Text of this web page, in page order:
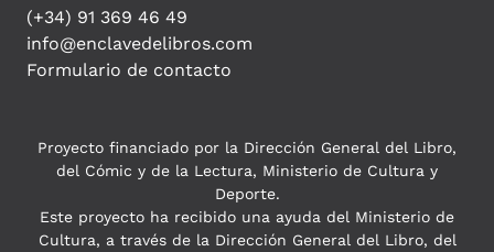
(+34) 91 369 46 49
info@enclavedelibros.com
Formulario de contacto
Proyecto financiado por la Dirección General del Libro,
del Cómic y de la Lectura, Ministerio de Cultura y
Deporte.
Este proyecto ha recibido una ayuda del Ministerio de
Cultura, a través de la Dirección General del Libro, del